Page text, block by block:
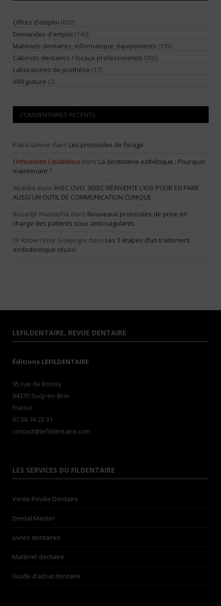
Offres d'emploi (607)
Demandes d'emploi (140)
Matériels dentaires, informatique, équipements (135)
Cabinets dentaires / locaux professionnels (302)
Laboratoires de prothèse (17)
Villégiature (2)
COMMENTAIRES RÉCENTS
Kaba lamine dans Les protocoles de forage
Orthodontie Casablanca dans La dentisterie esthétique : Pourquoi
maintenant ?
Abaidia dans AVEC OVO, 3DISC RÉINVENTE L’IOS POUR EN FAIRE
AUSSI UN OUTIL DE COMMUNICATION CLINIQUE
Bouadjil mustapha dans Nouveaux protocoles de prise en
charge des patients sous anticoagulants
Dr Robert Koly Goépogui dans Les 3 étapes d’un traitement
endodontique réussi
LEFILDENTAIRE, REVUE DENTAIRE
Éditions LEFILDENTAIRE
95 rue de Boissy
94370 Sucy-en-Brie
France
01 56 74 22 31
contact@lefildentaire.com
LES SERVICES DU FILDENTAIRE
Vente Privée Dentaire
Dental Master
Livres dentaires
Matériel dentaire
Guide d’achat dentaire